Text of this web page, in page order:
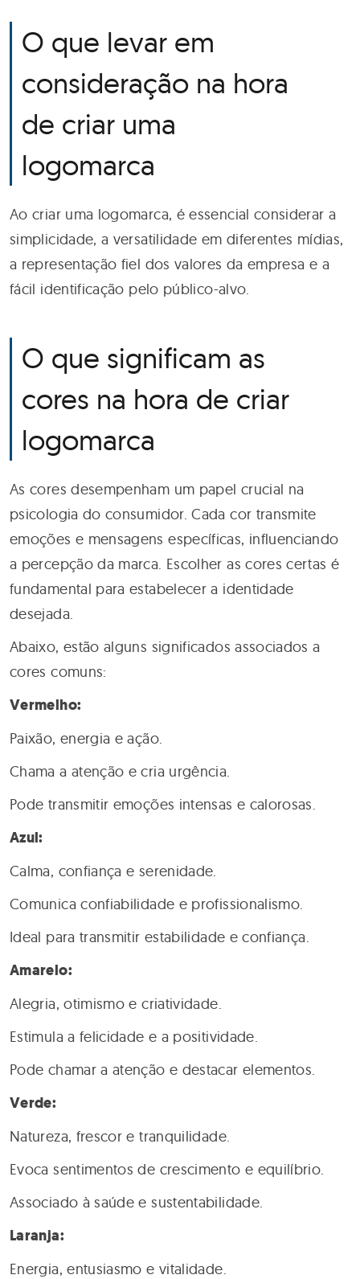
O que levar em
consideração na hora
de criar uma
logomarca
Ao criar uma logomarca, é essencial considerar a
simplicidade, a versatilidade em diferentes mídias,
a representação fiel dos valores da empresa e a
fácil identificação pelo público-alvo.
O que significam as
cores na hora de criar
logomarca
As cores desempenham um papel crucial na
psicologia do consumidor. Cada cor transmite
emoções e mensagens específicas, influenciando
a percepção da marca. Escolher as cores certas é
fundamental para estabelecer a identidade
desejada.
Abaixo, estão alguns significados associados a
cores comuns:
Vermelho:
Paixão, energia e ação.
Chama a atenção e cria urgência.
Pode transmitir emoções intensas e calorosas.
Azul:
Calma, confiança e serenidade.
Comunica confiabilidade e profissionalismo.
Ideal para transmitir estabilidade e confiança.
Amarelo:
Alegria, otimismo e criatividade.
Estimula a felicidade e a positividade.
Pode chamar a atenção e destacar elementos.
Verde:
Natureza, frescor e tranquilidade.
Evoca sentimentos de crescimento e equilíbrio.
Associado à saúde e sustentabilidade.
Laranja:
Energia, entusiasmo e vitalidade.